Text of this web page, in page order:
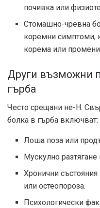
почивка или
Стомашно-чревна
коремни симптоми,
корема или
Други възможни
гърба
Често срещани не-H.
болка в гърба включват:
Лоша поза или
Мускулно
Хронични състояния
или остеопороза.
Психологически